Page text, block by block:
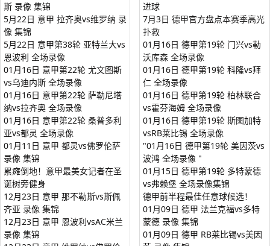
斯 录像 集锦
5月22日 意甲 拉齐奥vs维罗纳 录
像 集锦
5月22日 意甲第38轮 亚特兰大vs
恩波利 全场录像
01月16日 意甲第22轮 尤文图斯
vs乌迪内斯 全场录像
01月16日 意甲第22轮 萨勒尼塔
纳vs拉齐奥 全场录像
01月16日 意甲第22轮 桑普多利
亚vs都灵 全场录像
01月11日 意甲 都灵vs佛罗伦萨
录像 集锦
累瘫倒地！意甲最美女记者在圣
诞树旁健身
12月23日 意甲 那不勒斯vs斯佩
齐亚 录像 集锦
12月23日 意甲 恩波利vsAC米兰
录像 集锦
进球
7月3日 德甲官方盘点本赛季高光
扑救
01月16日 德甲第19轮 门兴vs勒
沃库森 全场录像
01月16日 德甲第19轮 科隆vs拜
仁 全场录像
01月16日 德甲第19轮 柏林联合
vs霍芬海姆 全场录像
01月16日 德甲第19轮 斯图加特
vsRB莱比锡 全场录像
"01月16日 德甲第19轮 美因茨vs
波鸿 全场录像 "
01月15日 德甲第19轮 多特蒙德
vs弗赖堡 全场录像集锦
德甲前半程最佳任意球候选！
01月09日 德甲 法兰克福vs多特
蒙德 录像 集锦
01月09日 德甲 RB莱比锡vs美因